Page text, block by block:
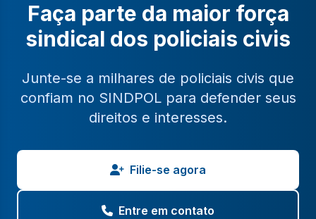
Faça parte da maior força
sindical dos policiais civis
Junte-se a milhares de policiais civis que
confiam no SINDPOL para defender seus
direitos e interesses.
Filie-se agora
Entre em contato